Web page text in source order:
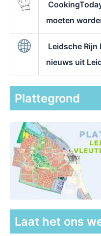
moeten
Leidsche
nieuws uit
Plattegrond
Laat het ons